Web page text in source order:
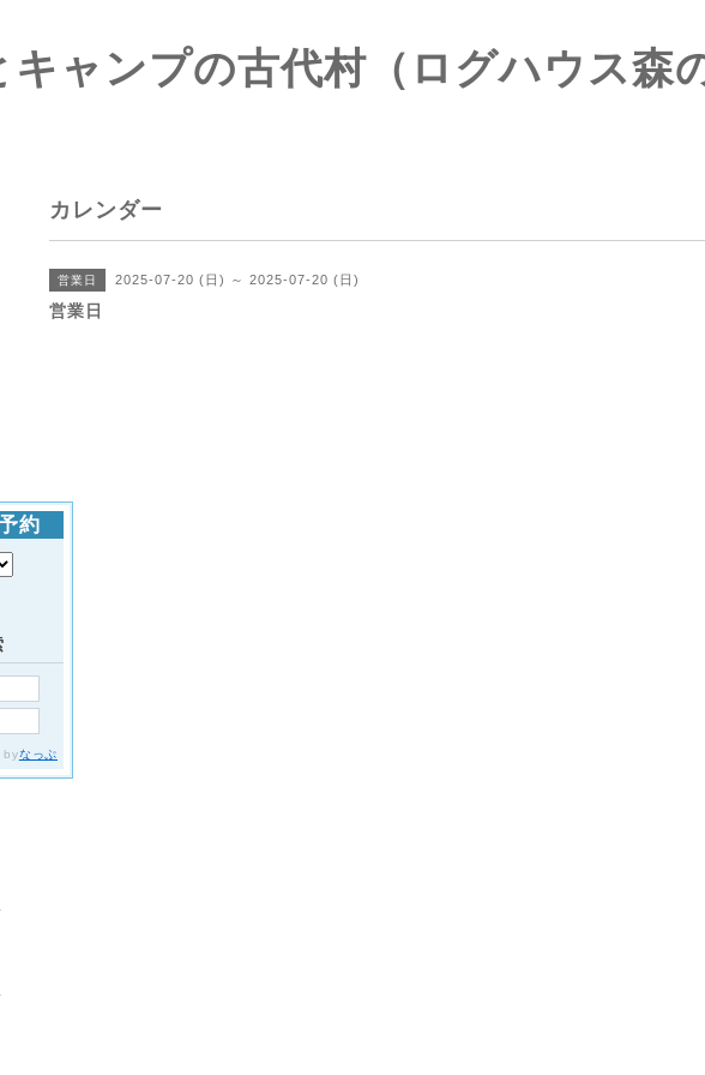
ャンプの古代村（ログハウス森
カレンダー
営業日 2025-07-20 (日) ～ 2025-07-20 (日)
営業日